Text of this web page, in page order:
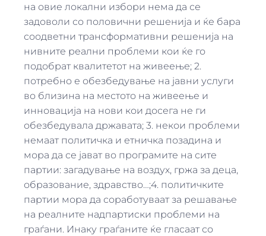
на овие локални избори нема да се
задоволи со половични решенија и ќе бара
соодветни трансформативни решенија на
нивните реални проблеми кои ќе го
подобрат квалитетот на живеење; 2.
потребно е обезбедување на јавни услуги
во близина на местото на живеење и
инновација на нови кои досега не ги
обезбедувала државата; 3. некои проблеми
немаат политичка и етничка позадина и
мора да се јават во програмите на сите
партии: загадување на воздух, гржа за деца,
образование, здравство…;4. политичките
партии мора да соработуваат за решавање
на реалните надпартиски проблеми на
граѓани. Инаку граѓаните ќе гласаат со